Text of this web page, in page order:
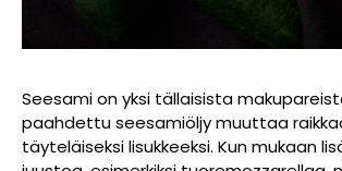
Seesami on yksi tällaisista
paahdettu seesamiöljy muuttaa
täyteläiseksi lisukkeeksi. Kun mukaan